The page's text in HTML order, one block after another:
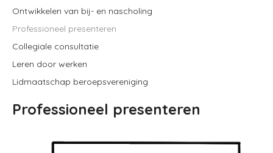
Ontwikkelen van bij- en nascholing
Professioneel presenteren
Collegiale consultatie
Leren door werken
Lidmaatschap beroepsvereniging
Professioneel presenteren